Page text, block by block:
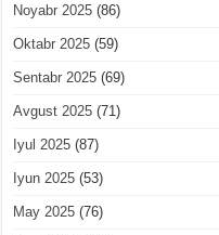
Noyabr 2025 (86)
Oktabr 2025 (59)
Sentabr 2025 (69)
Avgust 2025 (71)
Iyul 2025 (87)
Iyun 2025 (53)
May 2025 (76)